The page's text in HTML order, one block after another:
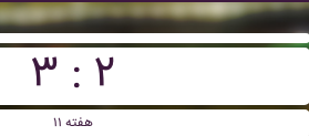
۳ : ۲
هفته ۱۱